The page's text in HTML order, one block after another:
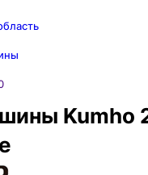
Kumho